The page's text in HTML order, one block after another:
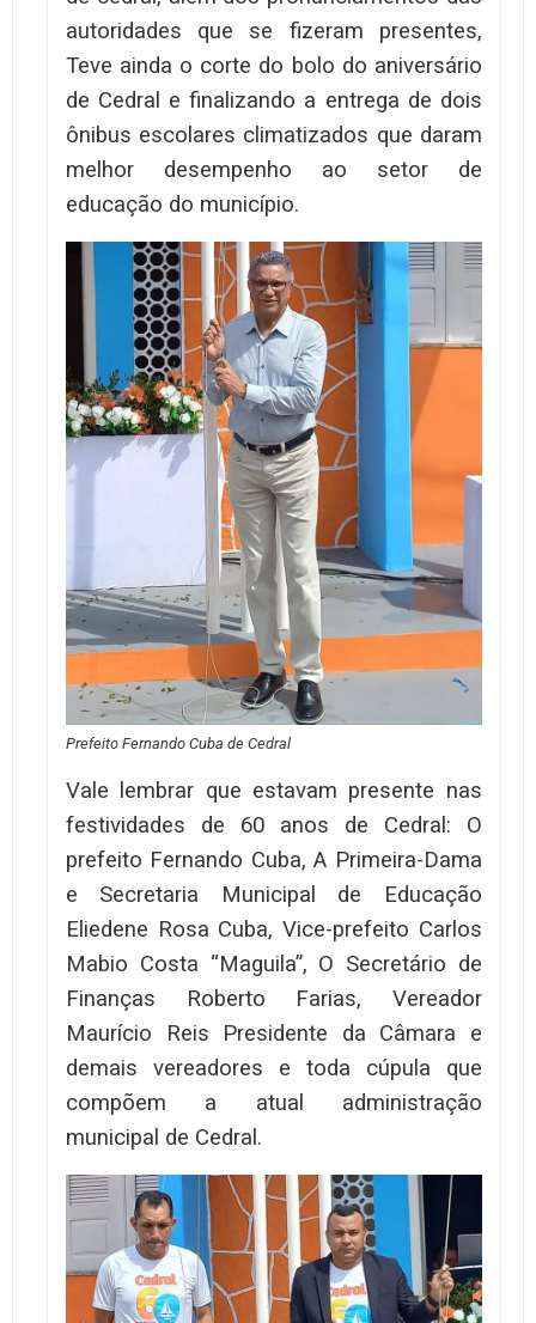
autoridades que se fizeram presentes,
Teve ainda o corte do bolo do aniversário
de Cedral e finalizando a entrega de dois
ônibus escolares climatizados que daram
melhor desempenho ao setor de
educação do município.
Prefeito Fernando Cuba de Cedral
Vale lembrar que estavam presente nas
festividades de 60 anos de Cedral: O
prefeito Fernando Cuba, A Primeira-Dama
e Secretaria Municipal de Educação
Eliedene Rosa Cuba, Vice-prefeito Carlos
Mabio Costa “Maguila”, O Secretário de
Finanças Roberto Farias, Vereador
Maurício Reis Presidente da Câmara e
demais vereadores e toda cúpula que
compõem a atual administração
municipal de Cedral.